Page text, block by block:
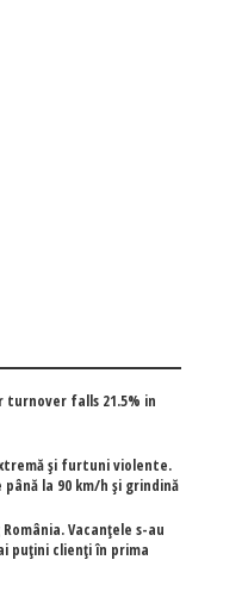
falls 21.5% in
și furtuni violente.
la 90 km/h și grindină
Vacanțele s-au
puțini clienți în prima